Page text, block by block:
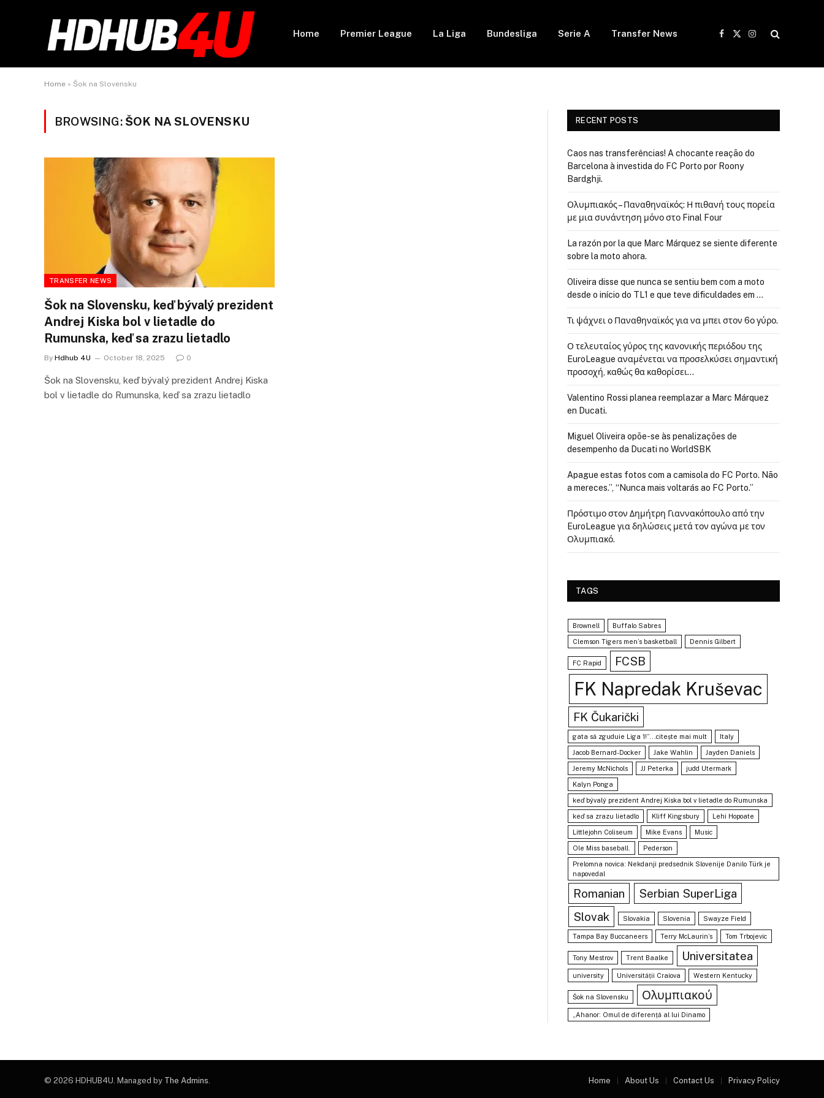
Home Premier League La Liga Bundesliga Serie A Transfer News
Facebook
X
Instagram
Home » Šok na Slovensku
BROWSING: ŠOK NA SLOVENSKU
TRANSFER NEWS
Šok na Slovensku, keď bývalý prezident
Andrej Kiska bol v lietadle do
Rumunska, keď sa zrazu lietadlo
By Hdhub 4U October 18, 2025 0
Šok na Slovensku, keď bývalý prezident Andrej Kiska
bol v lietadle do Rumunska, keď sa zrazu lietadlo
RECENT POSTS
Caos nas transferências! A chocante reação do
Barcelona à investida do FC Porto por Roony
Bardghji.
Ολυμπιακός – Παναθηναϊκός: Η πιθανή τους πορεία
με μια συνάντηση μόνο στο Final Four
La razón por la que Marc Márquez se siente diferente
sobre la moto ahora.
Oliveira disse que nunca se sentiu bem com a moto
desde o início do TL1 e que teve dificuldades em …
Τι ψάχνει ο Παναθηναϊκός για να μπει στον 6ο γύρο.
Ο τελευταίος γύρος της κανονικής περιόδου της
EuroLeague αναμένεται να προσελκύσει σημαντική
προσοχή, καθώς θα καθορίσει…
Valentino Rossi planea reemplazar a Marc Márquez
en Ducati.
Miguel Oliveira opõe-se às penalizações de
desempenho da Ducati no WorldSBK
Apague estas fotos com a camisola do FC Porto. Não
a mereces.”, “Nunca mais voltarás ao FC Porto.”
Πρόστιμο στον Δημήτρη Γιαννακόπουλο από την
EuroLeague για δηλώσεις μετά τον αγώνα με τον
Ολυμπιακό.
TAGS
Brownell Buffalo Sabres
Clemson Tigers men’s basketball Dennis Gilbert
FC Rapid FCSB
FK Napredak Kruševac
FK Čukarički
gata să zguduie Liga 1!”...citește mai mult Italy
Jacob Bernard-Docker Jake Wahlin Jayden Daniels
Jeremy McNichols JJ Peterka judd Utermark
Kalyn Ponga
keď bývalý prezident Andrej Kiska bol v lietadle do Rumunska
keď sa zrazu lietadlo Kliff Kingsbury Lehi Hopoate
Littlejohn Coliseum Mike Evans Music
Ole Miss baseball. Pederson
Prelomna novica: Nekdanji predsednik Slovenije Danilo Türk je
napovedal
Romanian
Serbian SuperLiga
Slovak
Slovakia Slovenia Swayze Field
Tampa Bay Buccaneers Terry McLaurin’s Tom Trbojevic
Tony Mestrov Trent Baalke Universitatea
university Universității Craiova Western Kentucky
Šok na Slovensku Ολυμπιακού
„Ahanor: Omul de diferență al lui Dinamo
© 2026 HDHUB4U. Managed by The Admins. Home About Us Contact Us Privacy Policy